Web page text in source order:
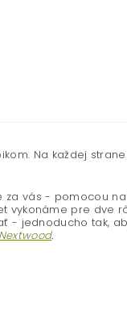
Na každej
vás - pomocou
vykonáme pre dve
- jednoducho tak,
.